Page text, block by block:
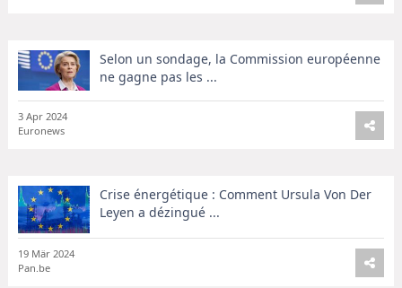
Selon un sondage, la Commission européenne
ne gagne pas les ...
3 Apr 2024
Euronews
Crise énergétique : Comment Ursula Von Der
Leyen a dézingué ...
19 Mär 2024
Pan.be